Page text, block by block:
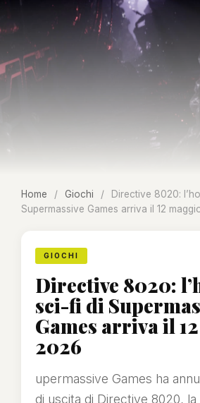
Home / Giochi /
Directive 8020:
Supermassive Games arriva il 12
GIOCHI
Directive 8020:
sci-fi di
Games arriva il
2026
upermassive Games ha
di uscita di Directive 8020, la